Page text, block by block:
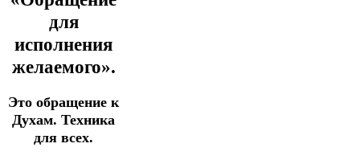
для
исполнения
желаемого».
Это обращение к
Духам. Техника
для всех.